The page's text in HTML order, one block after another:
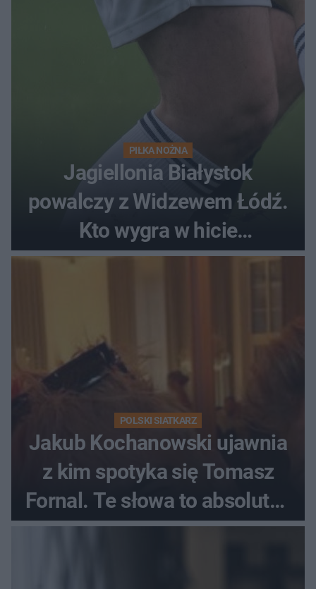
PIŁKA NOŻNA
Jagiellonia Białystok
powalczy z Widzewem Łódź.
Kto wygra w hicie
Ekstraklasy?
POLSKI SIATKARZ
Jakub Kochanowski ujawnia
z kim spotyka się Tomasz
Fornal. Te słowa to absolutny
hit